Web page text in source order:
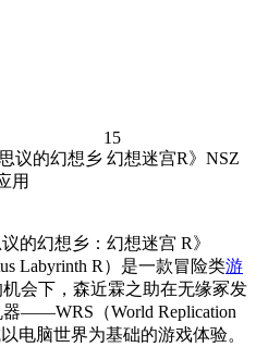
15
的幻想乡：幻想迷宫 R》
Labyrinth R）是一款冒险类游
会下，森近霖之助在无缘冢发
——WRS（World Replication
电脑世界为基础的游戏体验。